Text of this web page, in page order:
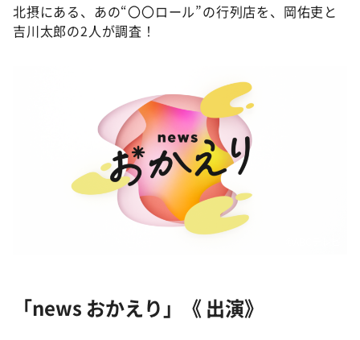
北摂にある、あの“〇〇ロール”の行列店を、岡佑吏と
吉川太郎の2人が調査！
「news おかえり」《 出演》